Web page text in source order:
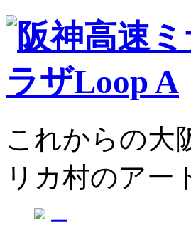
これからの大
リカ村のアー